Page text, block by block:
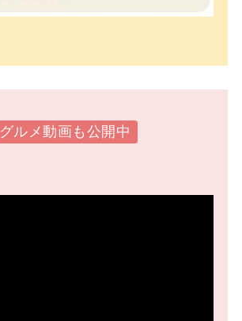
グルメ動画も公開中